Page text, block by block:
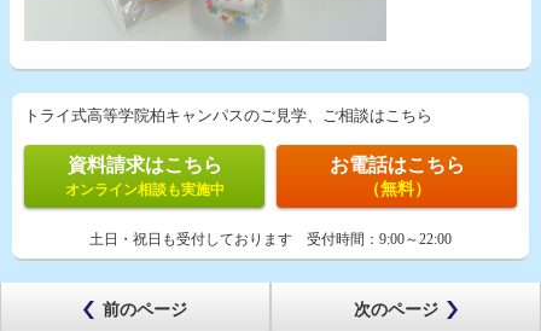
トライ式高等学院柏キャンパスのご見学、ご相談はこちら
資料請求はこちら
オンライン相談も実施中
お電話はこちら
（無料）
土日・祝日も受付しております 受付時間： 9:00～22:00
前のページ 次のページ